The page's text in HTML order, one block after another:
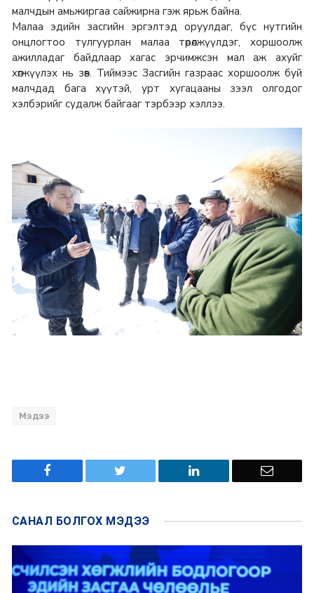
малчдын амьжиргаа сайжирна гэж ярьж байна.
Малаа эдийн засгийн эргэлтэд оруулдаг, бүс нутгийн
онцлогтоо тулгуурлан малаа төрөлжүүлдэг, хоршоолж
ажилладаг байдлаар хагас эрчимжсэн мал аж ахуйг
хөгжүүлэх нь зөв. Тиймээс Засгийн газраас хоршоолж буй
малчдад бага хүүтэй, урт хугацааны зээл олгодог
хэлбэрийг судалж байгааг тэрбээр хэллээ.
Мэдээ
САНАЛ БОЛГОХ МЭДЭЭ